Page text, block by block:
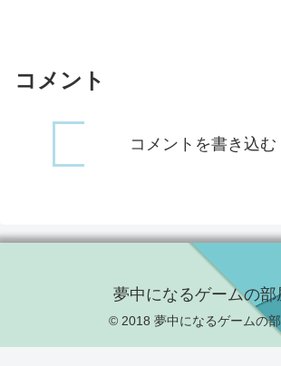
コメント
コメントを書き込む
夢中になるゲームの部
© 2018 夢中になるゲームの部